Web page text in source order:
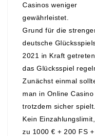
Casinos weniger
gewährleistet.
Grund für die
deutsche
2021 in Kraft
das Glücksspiel
Zunächst einmal
man in Online
trotzdem sicher spielt.
Kein
zu 1000 € + 200 FS